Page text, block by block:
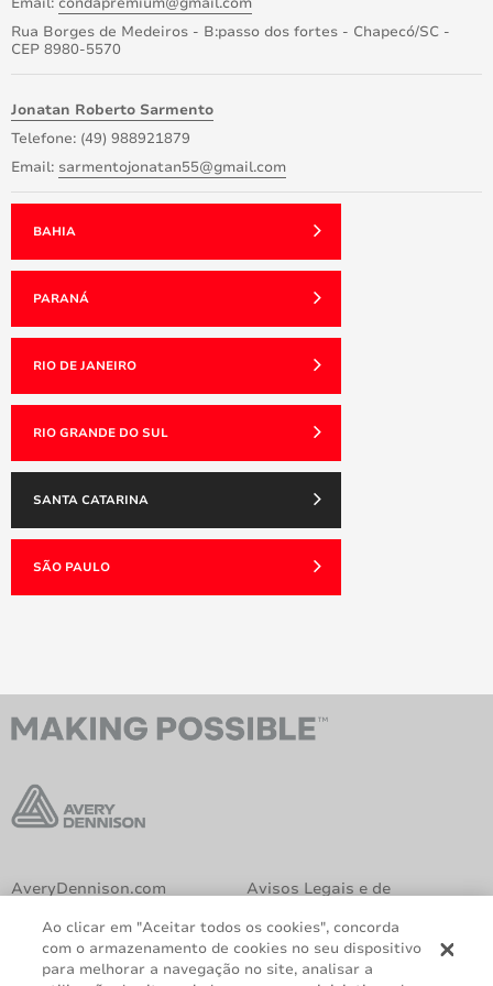
Rua Borges de Medeiros - B:passo dos fortes - Chapecó/SC -
CEP 8980-5570
Jonatan Roberto Sarmento
Telefone: (49) 988921879
Email: sarmentojonatan55@gmail.com
BAHIA
PARANÁ
RIO DE JANEIRO
RIO GRANDE DO SUL
SANTA CATARINA
SÃO PAULO
AveryDennison.com
Avisos Legais e de
Política de Cookies
Declaração GDPR
Relatório Lei 14.611
Ao clicar em "Aceitar todos os cookies", concorda
com o armazenamento de cookies no seu dispositivo
para melhorar a navegação no site, analisar a